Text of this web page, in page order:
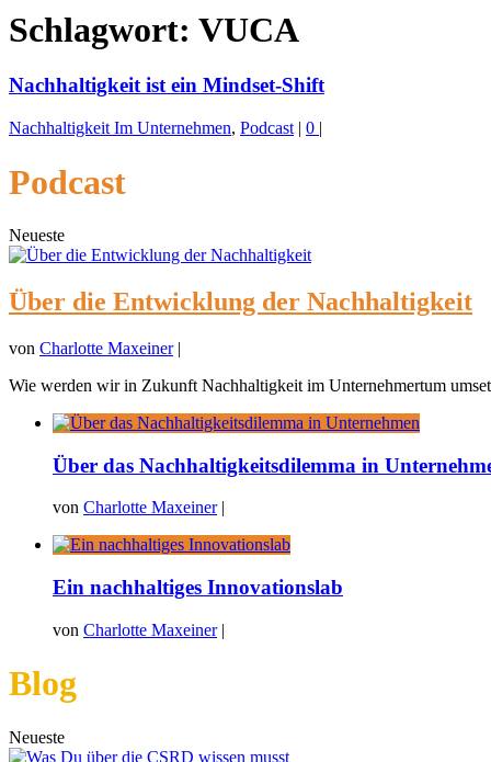
Schlagwort: VUCA
Nachhaltigkeit ist ein Mindset-Shift
Nachhaltigkeit Im Unternehmen, Podcast | 0 |
Podcast
Neueste
Über die Entwicklung der Nachhaltigkeit
von Charlotte Maxeiner|
Wie werden wir in Zukunft Nachhaltigkeit im Unternehmertum
Über das Nachhaltigkeitsdilemma in
von Charlotte Maxeiner|
Ein nachhaltiges Innovationslab
von Charlotte Maxeiner|
Blog
Neueste